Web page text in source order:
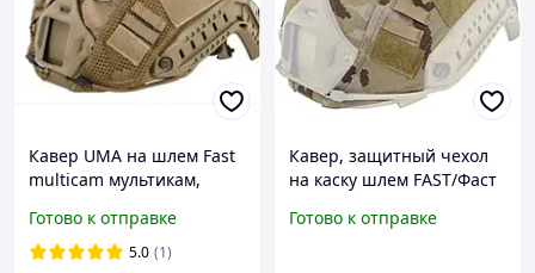
Кавер UMA на шлем Fast
multicam мультикам,
Готово к отправке
5.0 (1)
Кавер, защитный чехол
на каску шлем FAST/Фаст
Готово к отправке